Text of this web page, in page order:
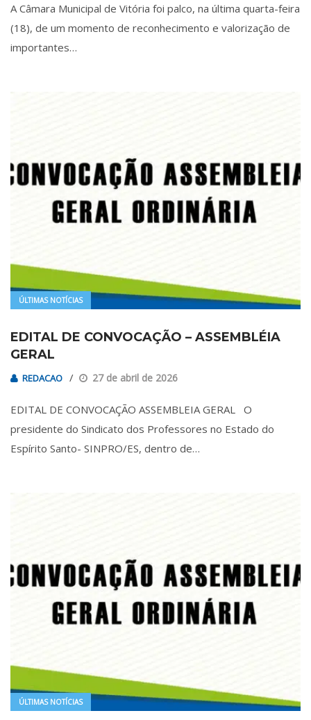
A Câmara Municipal de Vitória foi palco, na última quarta-feira
(18), de um momento de reconhecimento e valorização de
importantes…
ÚLTIMAS NOTÍCIAS
EDITAL DE CONVOCAÇÃO – ASSEMBLÉIA
GERAL
REDACAO 27 de abril de 2026
EDITAL DE CONVOCAÇÃO ASSEMBLEIA GERAL O
presidente do Sindicato dos Professores no Estado do
Espírito Santo- SINPRO/ES, dentro de…
ÚLTIMAS NOTÍCIAS